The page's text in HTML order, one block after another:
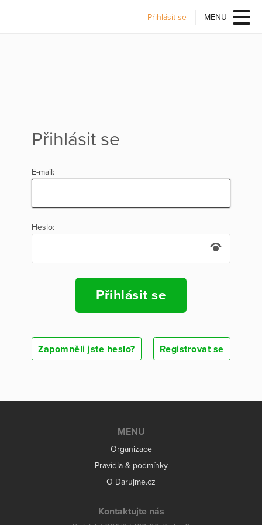
Přihlásit se MENU
Přihlásit se
E-mail:
Heslo:
Přihlásit se
Zapomněli jste heslo? Registrovat se
MENU
Organizace
Pravidla & podmínky
O Darujme.cz
Kontaktujte nás